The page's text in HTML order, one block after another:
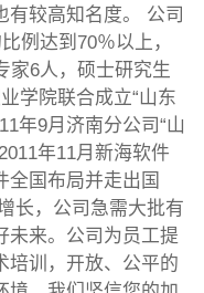
有较高知名度。 公司
例达到70％以上，
家6人，硕士研究生
学院联合成立“山东
年9月济南分公司“山
年11月新海软件
全国布局并走出国
长，公司急需大批有
未来。公司为员工提
培训，开放、公平的